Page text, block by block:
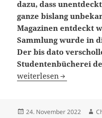
dazu, dass
ganze bislang
Magazinen entdeckt
Sammlung wurde in
Der bis dato
Studentenbücherei
Rekonstruktion der
weiterlesen
Veröffentlicht
24. November 2022